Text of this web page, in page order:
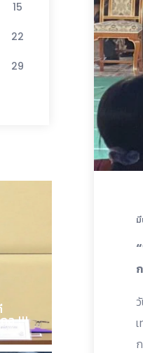
15
22
29
ล !!!